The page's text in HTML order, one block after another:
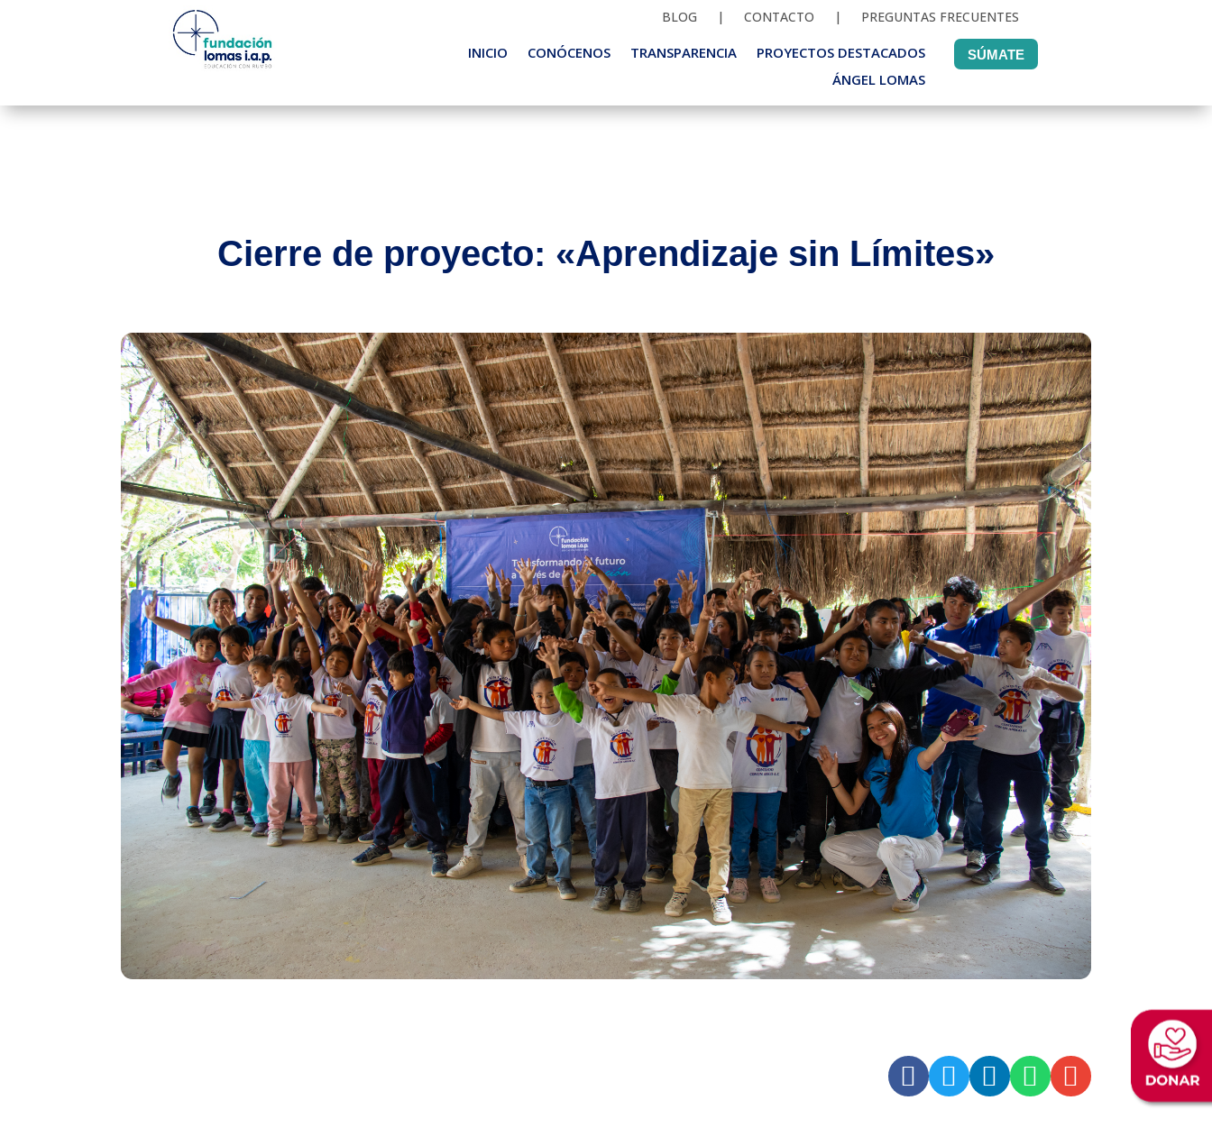
BLOG | CONTACTO | PREGUNTAS FRECUENTES
INICIO CONÓCENOS TRANSPARENCIA
PROYECTOS DESTACADOS
ÁNGEL LOMAS
SÚMATE
Cierre de proyecto: «Aprendizaje sin Límites»
    